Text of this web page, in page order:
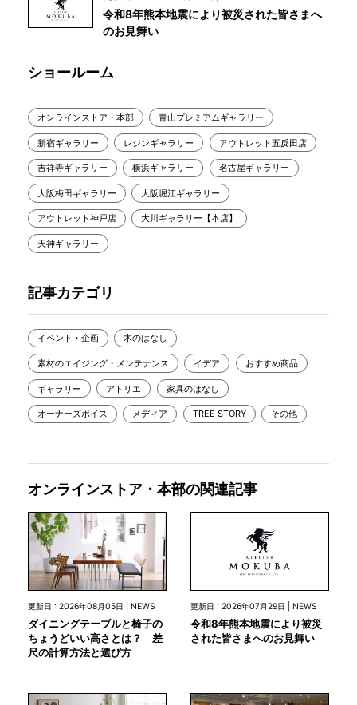
令和8年熊本地震により被災された皆さまへ
のお見舞い
ショールーム
オンラインストア・本部 青山プレミアムギャラリー
新宿ギャラリー レジンギャラリー アウトレット五反田店
吉祥寺ギャラリー 横浜ギャラリー 名古屋ギャラリー
大阪梅田ギャラリー 大阪堀江ギャラリー
アウトレット神戸店 大川ギャラリー【本店】
天神ギャラリー
記事カテゴリ
イベント・企画 木のはなし
素材のエイジング・メンテナンス イデア おすすめ商品
ギャラリー アトリエ 家具のはなし
オーナーズボイス メディア TREE STORY その他
オンラインストア・本部の関連記事
更新日 : 2026年08月05日 | NEWS
ダイニングテーブルと椅子の
ちょうどいい高さとは？ 差
尺の計算方法と選び方
更新日 : 2026年07月29日 | NEWS
令和8年熊本地震により被災
された皆さまへのお見舞い